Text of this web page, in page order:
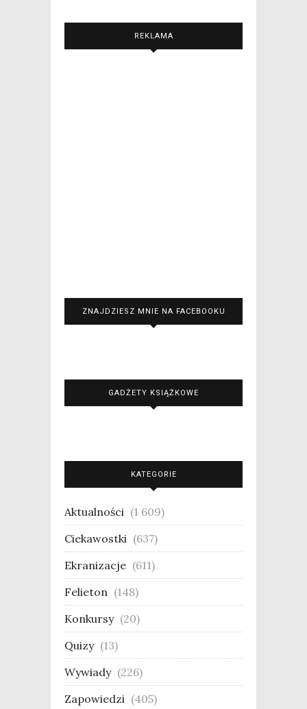
REKLAMA
ZNAJDZIESZ MNIE NA FACEBOOKU
GADŻETY KSIĄŻKOWE
KATEGORIE
Aktualności (1 609)
Ciekawostki (637)
Ekranizacje (611)
Felieton (148)
Konkursy (20)
Quizy (13)
Wywiady (226)
Zapowiedzi (405)